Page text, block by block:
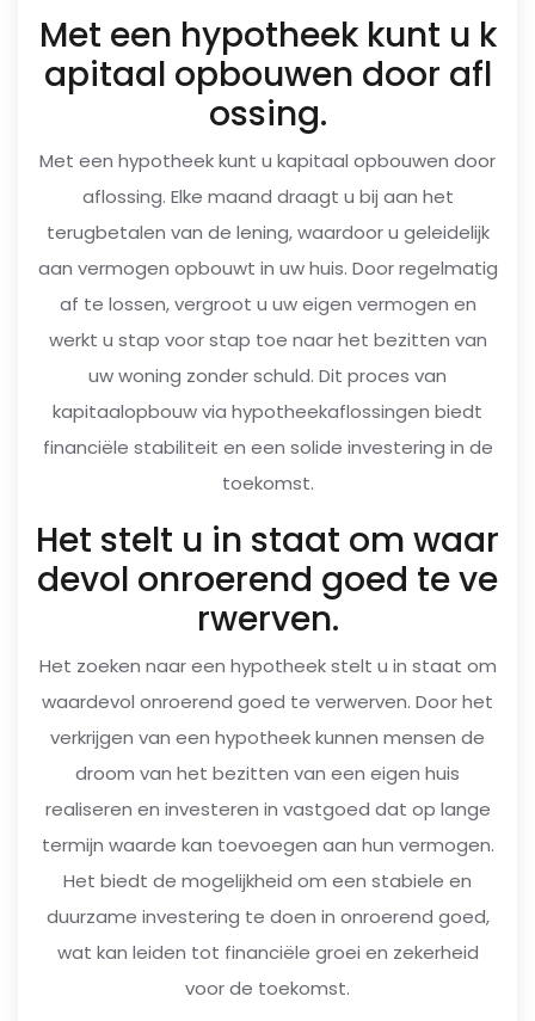
Met een hypotheek kunt u k
apitaal opbouwen door afl
ossing.
Met een hypotheek kunt u kapitaal opbouwen door
aflossing. Elke maand draagt u bij aan het
terugbetalen van de lening, waardoor u geleidelijk
aan vermogen opbouwt in uw huis. Door regelmatig
af te lossen, vergroot u uw eigen vermogen en
werkt u stap voor stap toe naar het bezitten van
uw woning zonder schuld. Dit proces van
kapitaalopbouw via hypotheekaflossingen biedt
financiële stabiliteit en een solide investering in de
toekomst.
Het stelt u in staat om waar
devol onroerend goed te ve
rwerven.
Het zoeken naar een hypotheek stelt u in staat om
waardevol onroerend goed te verwerven. Door het
verkrijgen van een hypotheek kunnen mensen de
droom van het bezitten van een eigen huis
realiseren en investeren in vastgoed dat op lange
termijn waarde kan toevoegen aan hun vermogen.
Het biedt de mogelijkheid om een stabiele en
duurzame investering te doen in onroerend goed,
wat kan leiden tot financiële groei en zekerheid
voor de toekomst.